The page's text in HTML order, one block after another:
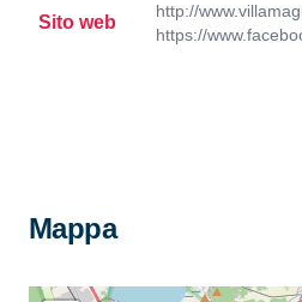
Sito web
http://
https://
Mappa